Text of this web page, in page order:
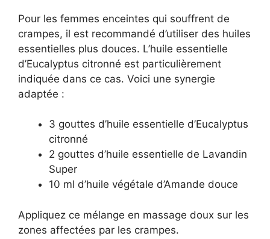
Pour les femmes enceintes qui souffrent de
crampes, il est recommandé d’utiliser des huiles
essentielles plus douces. L’huile essentielle
d’Eucalyptus citronné est particulièrement
indiquée dans ce cas. Voici une synergie
adaptée :
3 gouttes d’huile essentielle d’Eucalyptus
citronné
2 gouttes d’huile essentielle de Lavandin
Super
10 ml d’huile végétale d’Amande douce
Appliquez ce mélange en massage doux sur les
zones affectées par les crampes.